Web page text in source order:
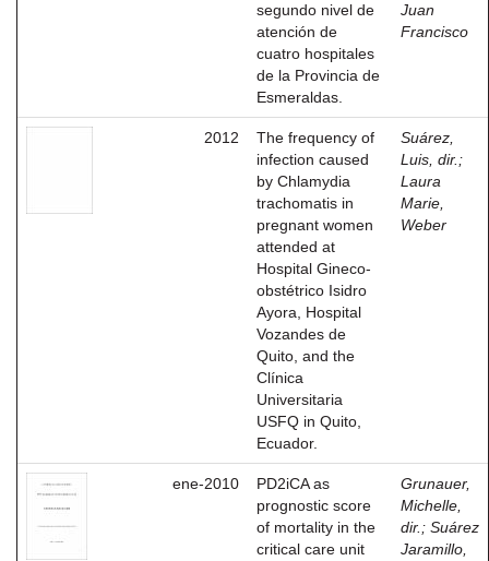
segundo nivel de
atención de
cuatro hospitales
de la Provincia de
Esmeraldas.
Juan
Francisco
2012
The frequency of
infection caused
by Chlamydia
trachomatis in
pregnant women
attended at
Hospital Gineco-
obstétrico Isidro
Ayora, Hospital
Vozandes de
Quito, and the
Clínica
Universitaria
USFQ in Quito,
Ecuador.
Suárez,
Luis, dir. ;
Laura
Marie,
Weber
ene-2010
PD2iCA as
prognostic score
of mortality in the
critical care unit
Grunauer,
Michelle,
dir. ; Suárez
Jaramillo,